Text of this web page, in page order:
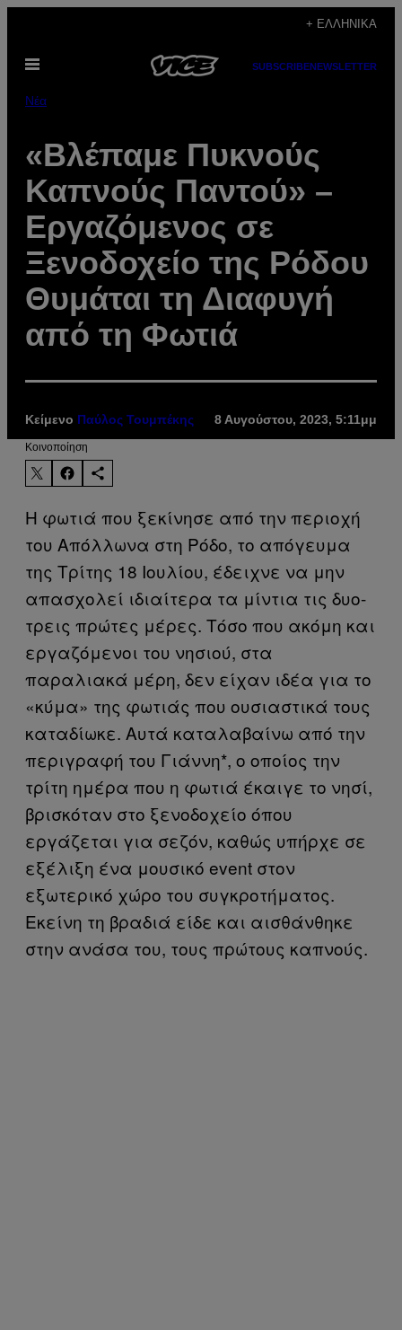
περιεχόμενο
+ ΕΛΛΗΝΙΚΆ
Ανοίξτε
SUBSCRIBENEWSLETTER
Νέα
«Βλέπαμε Πυκνούς
Καπνούς Παντού» –
Εργαζόμενος σε
Ξενοδοχείο της Ρόδου
Θυμάται τη Διαφυγή
από τη Φωτιά
Κείμενο Παύλος Τουμπέκης 8 Αυγούστου, 2023, 5:11μμ
Kοινοποίηση
Η φωτιά που ξεκίνησε από την περιοχή
του Απόλλωνα στη Ρόδο, το απόγευμα
της Τρίτης 18 Ιουλίου, έδειχνε να μην
απασχολεί ιδιαίτερα τα μίντια τις δυο-
τρεις πρώτες μέρες. Τόσο που ακόμη και
εργαζόμενοι του νησιού, στα
παραλιακά μέρη, δεν είχαν ιδέα για το
«κύμα» της φωτιάς που ουσιαστικά τους
καταδίωκε. Αυτά καταλαβαίνω από την
περιγραφή του Γιάννη*, ο οποίος την
τρίτη ημέρα που η φωτιά έκαιγε το νησί,
βρισκόταν στο ξενοδοχείο όπου
εργάζεται για σεζόν, καθώς υπήρχε σε
εξέλιξη ένα μουσικό event στον
εξωτερικό χώρο του συγκροτήματος.
Εκείνη τη βραδιά είδε και αισθάνθηκε
στην ανάσα του, τους πρώτους καπνούς.